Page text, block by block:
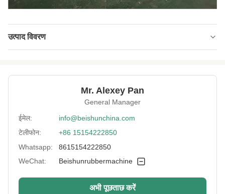
उत्पाद विवरण
Roller Structure: परिधिगत रूप से क्रिल्ड
Gear Box: हार्ड गियर रेड्यूसर
Safety: आपातकालीन बॉटन/साफ्टे रोप/फुट ब्रेक
High Light: उन्नत प्रौद्योगिकी रबर कैलेंडर मशीन,रबर कैलेंडर मशीन तीन
चार रोल कैलेंडर 1500MM
Mr. Alexey Pan
General Manager
ईमेल:
info@beishunchina.com
टेलीफोन:
+86 15154222850
Whatsapp:
8615154222850
WeChat:
Beishunrubbermachine
अभी पूछताछ करें